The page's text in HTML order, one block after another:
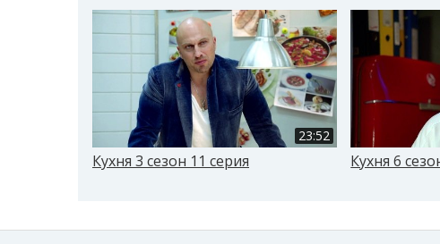
23:52
Кухня 3 сезон 11 серия Кухня 6